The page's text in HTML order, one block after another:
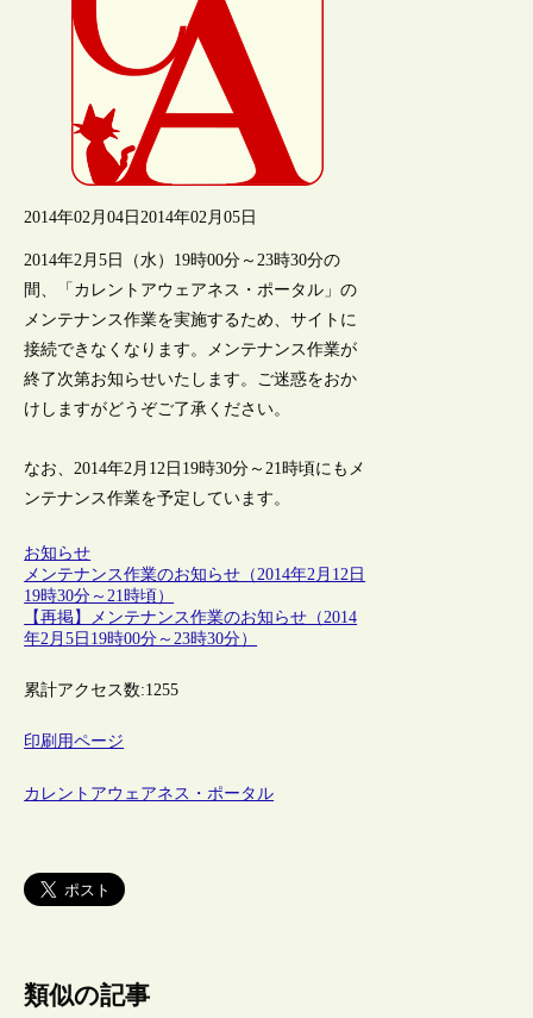
2014年02月04日 2014年02月05日
2014年2月5日（水）19時00分～23時30分の
間、「カレントアウェアネス・ポータル」の
メンテナンス作業を実施するため、サイトに
接続できなくなります。メンテナンス作業が
終了次第お知らせいたします。ご迷惑をおか
けしますがどうぞご了承ください。
なお、2014年2月12日19時30分～21時頃にもメ
ンテナンス作業を予定しています。
お知らせ
メンテナンス作業のお知らせ（2014年2月12日
19時30分～21時頃）
【再掲】メンテナンス作業のお知らせ（2014
年2月5日19時00分～23時30分）
累計アクセス数:1255
印刷用ページ
カレントアウェアネス・ポータル
類似の記事